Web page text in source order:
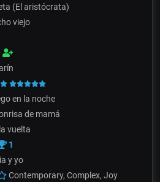
(El aristócrata)
viejo
en la noche
de mamá
vuelta
1
y yo
Contemporary, Complex, Joy